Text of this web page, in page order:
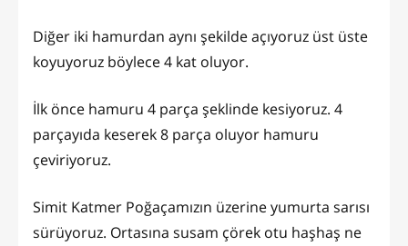
Diğer iki hamurdan aynı şekilde açıyoruz üst üste
koyuyoruz böylece 4 kat oluyor.
İlk önce hamuru 4 parça şeklinde kesiyoruz. 4
parçayıda keserek 8 parça oluyor hamuru
çeviriyoruz.
Simit Katmer Poğaçamızın üzerine yumurta sarısı
sürüyoruz. Ortasına susam çörek otu haşhaş ne